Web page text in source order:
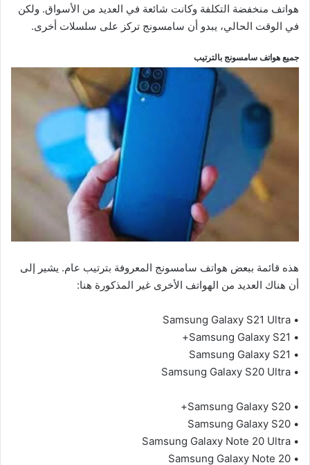
هواتف منخفضة التكلفة وكانت شائعة في العديد من الأسواق. ولكن
في الوقت الحالي، يبدو أن سامسونج تركز على سلسلات أخرى.
جميع هواتف سامسونج بالترتيب
هذه قائمة ببعض هواتف سامسونج المعروفة بترتيب عام. يشير إلى
أن هناك العديد من الهواتف الأخرى غير المذكورة هنا:
• Samsung Galaxy S21 Ultra
• Samsung Galaxy S21+
• Samsung Galaxy S21
• Samsung Galaxy S20 Ultra
• Samsung Galaxy S20+
• Samsung Galaxy S20
• Samsung Galaxy Note 20 Ultra
• Samsung Galaxy Note 20